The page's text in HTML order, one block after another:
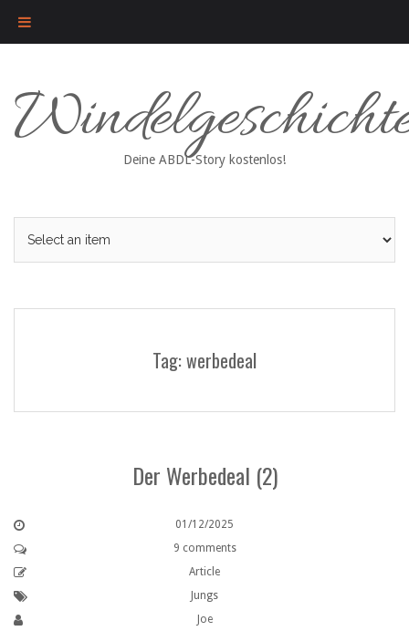
content
Deine ABDL-Story kostenlos!
Tag: werbedeal
Der Werbedeal (2)
01/12/2025
9 comments
Article
Jungs
Joe